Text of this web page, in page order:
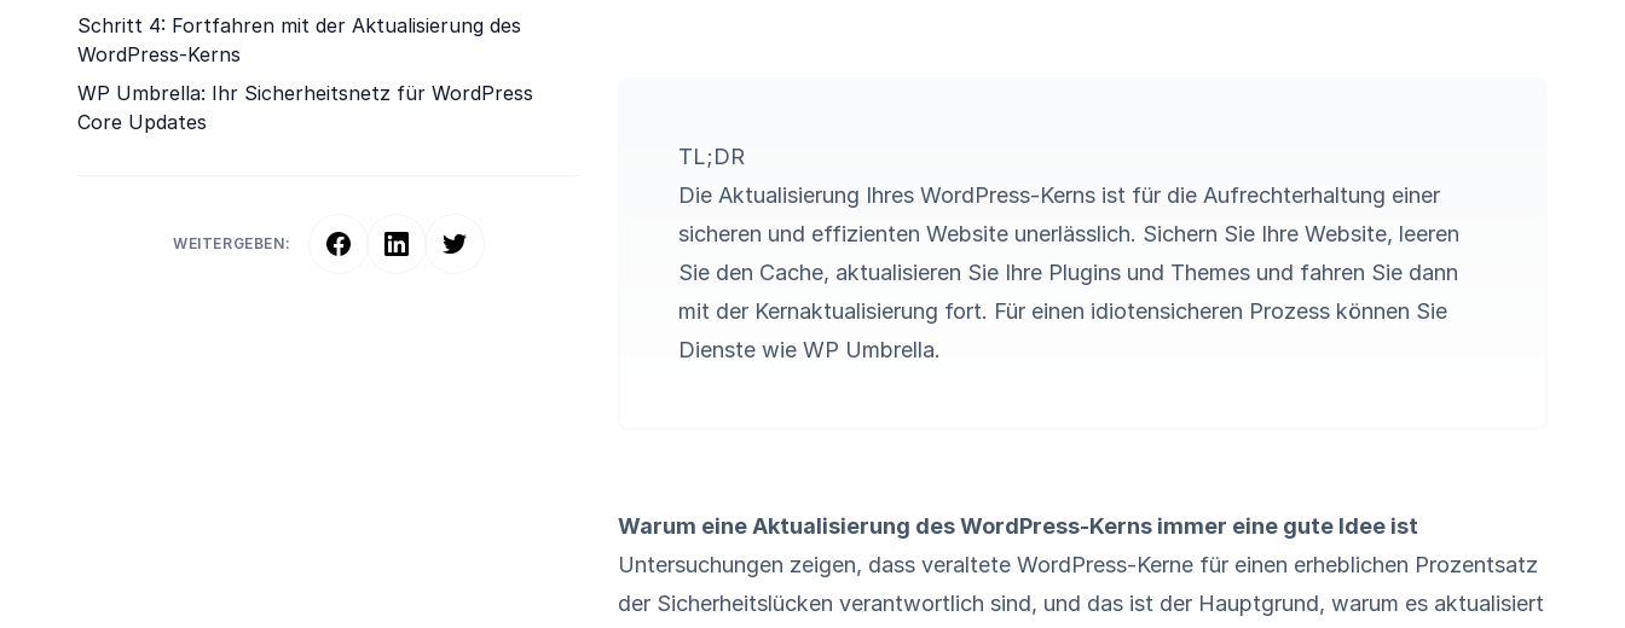
Schritt 4: Fortfahren mit der Aktualisierung des
WordPress-Kerns
WP Umbrella: Ihr Sicherheitsnetz für WordPress
Core Updates
WEITERGEBEN:
TL;DR
Die Aktualisierung Ihres WordPress-Kerns ist für die Aufrechterhaltung einer
sicheren und effizienten Website unerlässlich. Sichern Sie Ihre Website, leeren
Sie den Cache, aktualisieren Sie Ihre Plugins und Themes und fahren Sie dann
mit der Kernaktualisierung fort. Für einen idiotensicheren Prozess können Sie
Dienste wieWP Umbrella.
Warum eine Aktualisierung des WordPress-Kerns immer eine gute Idee ist
Untersuchungen zeigen, dass veraltete WordPress-Kerne für einen erheblichen Prozentsatz
der Sicherheitslücken verantwortlich sind, und das ist der Hauptgrund, warum es aktualisiert